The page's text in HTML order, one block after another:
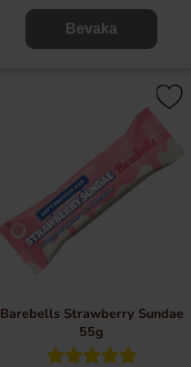
Bevaka
Barebells Strawberry Sundae
55g